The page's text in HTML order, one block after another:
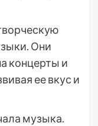
Они
концерты и
ее вкус и
музыка.